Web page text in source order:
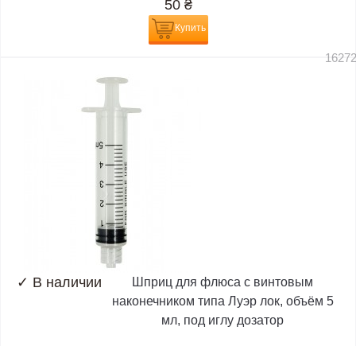
50 ₴
Купить
✓ В наличии
Шприц для флюса с винтовым
наконечником типа Луэр лок, объём 5
мл, под иглу дозатор